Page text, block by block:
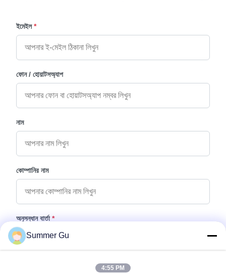
ইমেইল *
ফোন / হোয়াটসঅ্যাপ
নাম
কোম্পানির নাম
অনুসন্ধান বার্তা *
Summer Gu
4:55 PM